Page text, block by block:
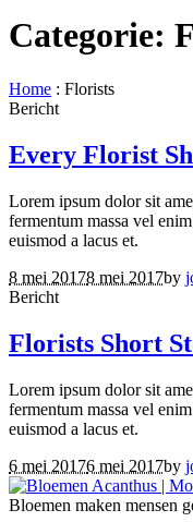
Categorie:
Home : Florists
Bericht
Every Florist
Lorem ipsum dolor sit
fermentum massa vel
euismod a lacus et.
8 mei 20178 mei 2017by
Bericht
Florists Short
Lorem ipsum dolor sit
fermentum massa vel
euismod a lacus et.
6 mei 20176 mei 2017by
Bloemen maken mensen